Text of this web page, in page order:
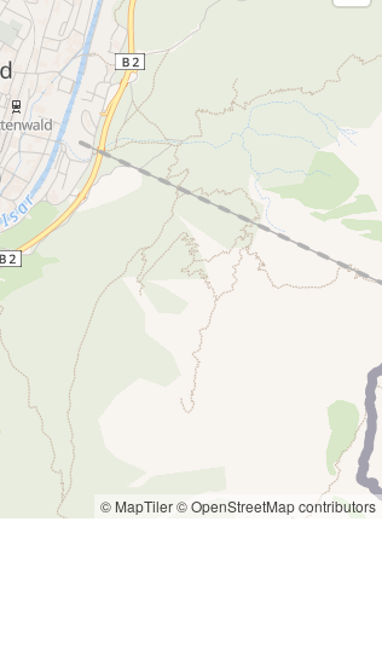
© MapTiler© OpenStreetMap contributors